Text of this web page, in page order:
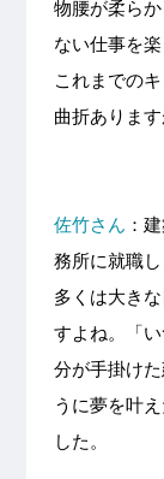
物腰が柔ら
ない仕事を
これまでの
曲折ありま
佐竹さん ：
務所に就職
多くは大き
すよね。「
分が手掛け
うに夢を叶
した。